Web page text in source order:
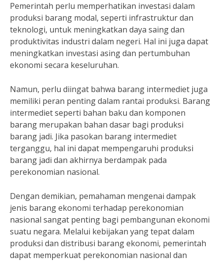
Pemerintah perlu memperhatikan investasi dalam
produksi barang modal, seperti infrastruktur dan
teknologi, untuk meningkatkan daya saing dan
produktivitas industri dalam negeri. Hal ini juga dapat
meningkatkan investasi asing dan pertumbuhan
ekonomi secara keseluruhan.
Namun, perlu diingat bahwa barang intermediet juga
memiliki peran penting dalam rantai produksi. Barang
intermediet seperti bahan baku dan komponen
barang merupakan bahan dasar bagi produksi
barang jadi. Jika pasokan barang intermediet
terganggu, hal ini dapat mempengaruhi produksi
barang jadi dan akhirnya berdampak pada
perekonomian nasional.
Dengan demikian, pemahaman mengenai dampak
jenis barang ekonomi terhadap perekonomian
nasional sangat penting bagi pembangunan ekonomi
suatu negara. Melalui kebijakan yang tepat dalam
produksi dan distribusi barang ekonomi, pemerintah
dapat memperkuat perekonomian nasional dan